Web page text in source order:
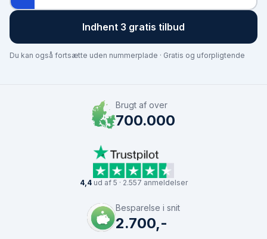
Indhent 3 gratis tilbud
Du kan også fortsætte uden nummerplade · Gratis og uforpligtende
Brugt af over
700.000
4,4ud af 5 · 2.557 anmeldelser
Besparelse i snit
2.700,-